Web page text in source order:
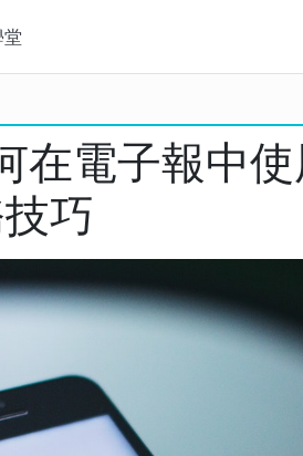
在電子報中
巧